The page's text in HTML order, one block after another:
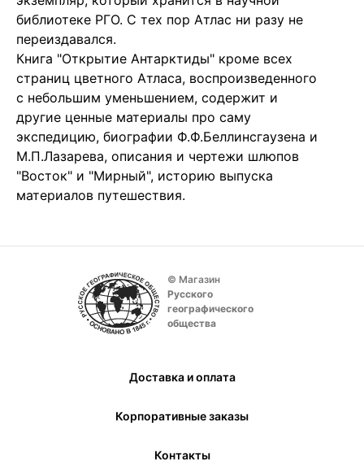
библиотеке РГО. С тех пор Атлас ни разу не
переиздавался.
Книга "Открытие Антарктиды" кроме всех
страниц цветного Атласа, воспроизведенного
с небольшим уменьшением, содержит и
другие ценные материалы про саму
экспедицию, биографии Ф.Ф.Беллинсгаузена и
М.П.Лазарева, описания и чертежи шлюпов
"Восток" и "Мирный", историю выпуска
материалов путешествия.
© Магазин
Русского
географического
общества
Доставка и оплата
Корпоративные заказы
Контакты